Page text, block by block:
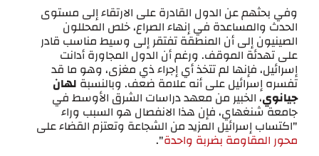
وفي بحثهم عن الدول القادرة على الارتقاء إلى مستوى
الحدث والمساعدة في إنهاء الصراع، خلص المحللون
الصينيون إلى أن المنطقة تفتقر إلى وسيط مناسب قادر
على تهدئة الموقف. ورغم أن الدول المجاورة أدانت
إسرائيل، فإنها لم تتخذ أي إجراء ذي مغزى، وهو ما قد
تفسره إسرائيل على أنه علامة ضعف. وبالنسبة لهان
جيانوي، الخبير من معهد دراسات الشرق الأوسط في
جامعة شنغهاي، فإن هذا الانفصال هو السبب وراء
"اكتساب إسرائيل المزيد من الشجاعة وتعتزم القضاء على
محور المقاومة بضربة واحدة".